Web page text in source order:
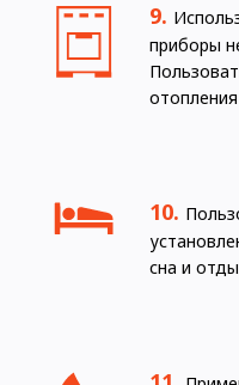
приборы
сна и